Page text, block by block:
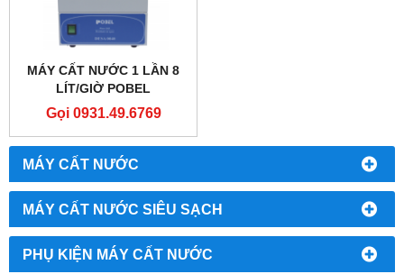
MÁY CẤT NƯỚC
MÁY CẤT NƯỚC SIÊU SẠCH
PHỤ KIỆN MÁY CẤT NƯỚC
MÁY CẤT NƯỚC 1 LẦN 8
LÍT/GIỜ POBEL
10DESA0081
Gọi 0931.49.6769